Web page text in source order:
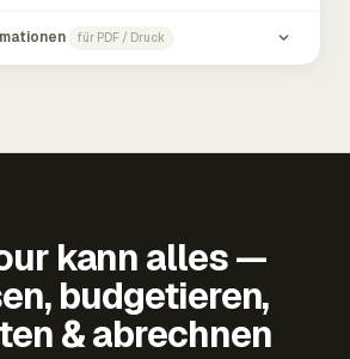
für PDF / Druck
kann alles —
budgetieren,
& abrechnen